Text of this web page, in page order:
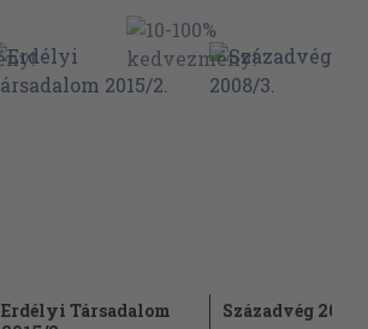
Erdélyi Társadalom
Századvég